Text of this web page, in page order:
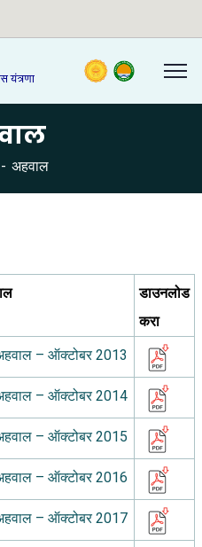
अहवाल
डाउनलोड
करा
अहवाल – ऑक्टोबर 2013
अहवाल – ऑक्टोबर 2014
अहवाल – ऑक्टोबर 2015
अहवाल – ऑक्टोबर 2016
अहवाल – ऑक्टोबर 2017
अ+
Speech